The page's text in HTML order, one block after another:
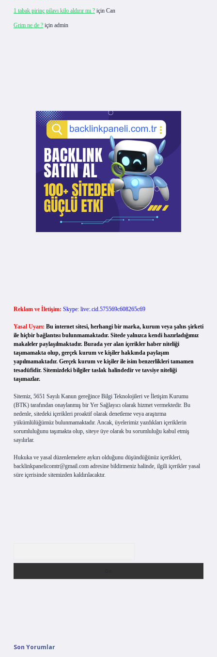
1 tabak pirinç pilavı kilo aldırır mı ? için Can
Grim ne de ? için admin
Reklam ve İletişim: Skype: live:.cid.575569c608265c69
Yasal Uyarı: Bu internet sitesi, herhangi bir marka, kurum veya şahıs şirketi
ile hiçbir bağlantısı bulunmamaktadır. Sitede yalnızca kendi hazırladığımız
makaleler paylaşılmaktadır. Burada yer alan içerikler haber niteliği
taşımamakta olup, gerçek kurum ve kişiler hakkında paylaşım
yapılmamaktadır. Gerçek kurum ve kişiler ile isim benzerlikleri tamamen
tesadüfidir. Sitemizdeki bilgiler taslak halindedir ve tavsiye niteliği
taşımazlar.
Sitemiz, 5651 Sayılı Kanun gereğince Bilgi Teknolojileri ve İletişim Kurumu
(BTK) tarafından onaylanmış bir Yer Sağlayıcı olarak hizmet vermektedir. Bu
nedenle, sitedeki içerikleri proaktif olarak denetleme veya araştırma
yükümlülüğümüz bulunmamaktadır. Ancak, üyelerimiz yazdıkları içeriklerin
sorumluluğunu taşımakta olup, siteye üye olarak bu sorumluluğu kabul etmiş
sayılırlar.
Hukuka ve yasal düzenlemelere aykırı olduğunu düşündüğünüz içerikleri,
backlinkpanelicomtr@gmail.com adresine bildirmeniz halinde, ilgili içerikler yasal
süre içerisinde sitemizden kaldırılacaktır.
Son Yorumlar